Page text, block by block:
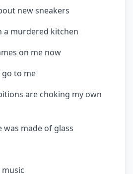
new sneakers
a murdered kitchen
on me now
go to me
are choking my own
made of glass